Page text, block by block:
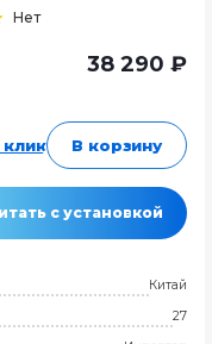
Нет
38 290 ₽
клик В корзину
с установкой
Китай
27